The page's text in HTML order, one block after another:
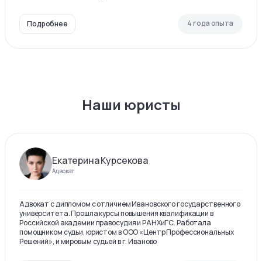
Подробнее 4 года опыта
Наши юристы
Екатерина Курсекова
Адвокат
Адвокат с дипломом с отличием Ивановского государственного
университета. Прошла курсы повышения квалификации в
Российской академии правосудия и РАНХиГС. Работала
помощником судьи, юристом в ООО «Центр Профессиональных
Решений», и мировым судьей в г. Иваново